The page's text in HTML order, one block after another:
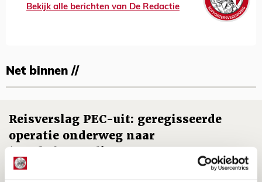
Bekijk alle berichten van De Redactie
Net binnen //
Reisverslag PEC-uit: geregisseerde
operatie onderweg naar
‘voetbaltempel’
09 AUGUSTUS 2026 - 18:53